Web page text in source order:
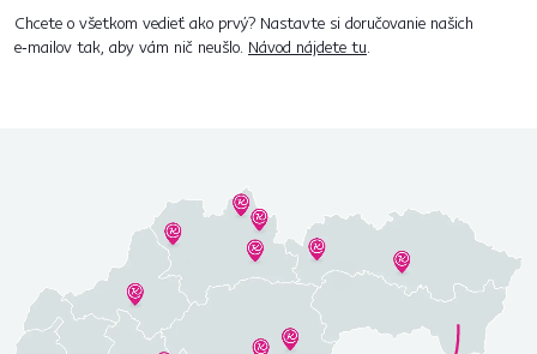
Chcete o všetkom vedieť ako prvý? Nastavte si doručovanie našich
e‑mailov tak, aby vám nič neušlo. Návod nájdete tu.